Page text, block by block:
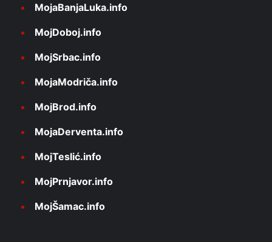
MojaBanjaLuka.info
MojDoboj.info
MojSrbac.info
MojaModriča.info
MojBrod.info
MojaDerventa.info
MojTeslić.info
MojPrnjavor.info
MojŠamac.info